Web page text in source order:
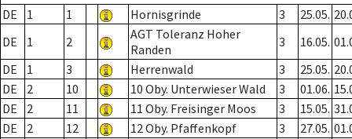
DE 1 1 Hornisgrinde 3 25.05.
DE
1 2
AGT Toleranz Hoher
Randen
3 16.05.
DE
1 3 Herrenwald 3 25.05.
DE
2 10 10 Oby. Unterwieser Wald 3 01.06.
DE
2 11 11 Oby. Freisinger Moos 3 15.05.
DE
2 12 12 Oby. Pfaffenkopf 3 27.05.